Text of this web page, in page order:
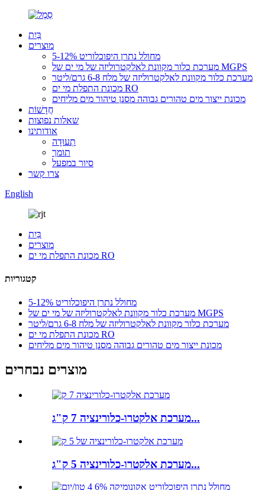
בַּיִת
מוצרים
מחולל נתרן היפוכלוריט 5-12%
מערכת כלור מקוונת לאלקטרוליזה של מי ים של MGPS
מערכת כלור מקוונת לאלקטרוליזה של מלח 6-8 גרם/ליטר
מכונת התפלת מי ים RO
מכונת ייצור מים טהורים גבוהה מסנן טיהור מים מליחים
חֲדָשׁוֹת
שאלות נפוצות
אודותינו
תְעוּדָה
תומך
סיור במפעל
צרו קשר
English
בַּיִת
מוצרים
מכונת התפלת מי ים RO
קטגוריות
מחולל נתרן היפוכלוריט 5-12%
מערכת כלור מקוונת לאלקטרוליזה של מי ים של MGPS
מערכת כלור מקוונת לאלקטרוליזה של מלח 6-8 גרם/ליטר
מכונת התפלת מי ים RO
מכונת ייצור מים טהורים גבוהה מסנן טיהור מים מליחים
מוצרים נבחרים
מערכת אלקטרו-כלורינציה 7 ק"ג...
מערכת אלקטרו-כלורינציה 5 ק"ג...